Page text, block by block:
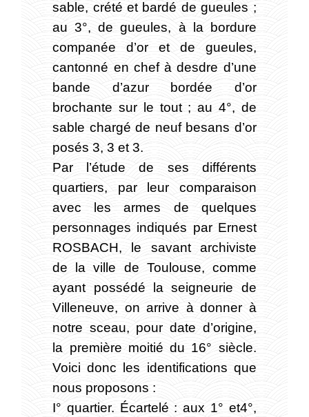
sable, crété et bardé de gueules ;
au 3°, de gueules, à la bordure
companée d’or et de gueules,
cantonné en chef à desdre d’une
bande d’azur bordée d’or
brochante sur le tout ; au 4°, de
sable chargé de neuf besans d’or
posés 3, 3 et 3.
Par l’étude de ses différents
quartiers, par leur comparaison
avec les armes de quelques
personnages indiqués par Ernest
ROSBACH, le savant archiviste
de la ville de Toulouse, comme
ayant possédé la seigneurie de
Villeneuve, on arrive à donner à
notre sceau, pour date d’origine,
la première moitié du 16° siècle.
Voici donc les identifications que
nous proposons :
I° quartier. Écartelé : aux 1° et4°,